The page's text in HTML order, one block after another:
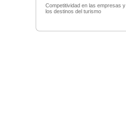
Competitividad en las empresas y
los destinos del turismo